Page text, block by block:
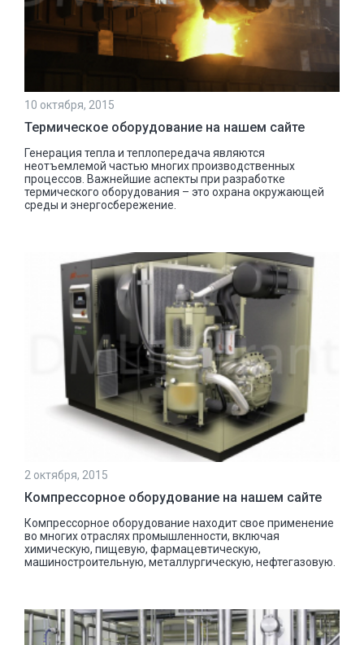
10 октября, 2015
Термическое оборудование на нашем сайте
Генерация тепла и теплопередача являются
неотъемлемой частью многих производственных
процессов. Важнейшие аспекты при разработке
термического оборудования – это охрана окружающей
среды и энергосбережение.
2 октября, 2015
Компрессорное оборудование на нашем сайте
Компрессорное оборудование находит свое применение
во многих отраслях промышленности, включая
химическую, пищевую, фармацевтическую,
машиностроительную, металлургическую, нефтегазовую.